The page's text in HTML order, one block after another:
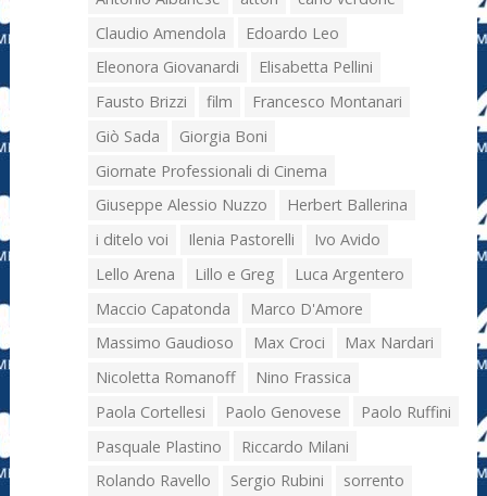
Claudio Amendola
Edoardo Leo
Eleonora Giovanardi
Elisabetta Pellini
Fausto Brizzi
film
Francesco Montanari
Giò Sada
Giorgia Boni
Giornate Professionali di Cinema
Giuseppe Alessio Nuzzo
Herbert Ballerina
i ditelo voi
Ilenia Pastorelli
Ivo Avido
Lello Arena
Lillo e Greg
Luca Argentero
Maccio Capatonda
Marco D'Amore
Massimo Gaudioso
Max Croci
Max Nardari
Nicoletta Romanoff
Nino Frassica
Paola Cortellesi
Paolo Genovese
Paolo Ruffini
Pasquale Plastino
Riccardo Milani
Rolando Ravello
Sergio Rubini sorrento